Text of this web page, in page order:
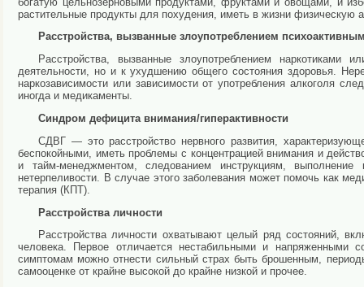
растительные продукты для похудения, иметь в жизни физическую
Расстройства, вызванные злоупотреблением
Расстройства, вызванные злоупотреблением
деятельности, но и к ухудшению общего состояния здоровья.
наркозависимости или зависимости от употребления алкоголя
иногда и медикаменты.
Синдром дефицита внимания/гиперактивности
СДВГ — это расстройство нервного развития,
беспокойными, иметь проблемы с концентрацией внимания и
и тайм-менеджментом, следованием инструкциям,
нетерпеливости. В случае этого заболевания может помочь как
терапия (КПТ).
Расстройства личности
Расстройства личности охватывают целый ряд состояний,
человека. Первое отличается нестабильными и
симптомам можно отнести сильный страх быть брошенным,
самооценке от крайне высокой до крайне низкой и прочее.